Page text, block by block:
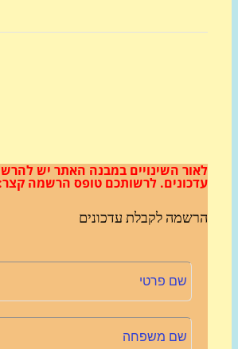
השינויים במבנה האתריש להרשם
לרשותכם טופס הרשמה קצר:
לקבלת עדכונים